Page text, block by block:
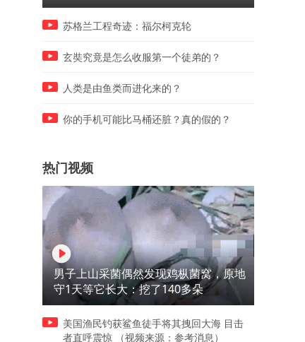
乎生命！
苏格兰工程奇迹：福尔柯克轮
玄奘究竟是怎么收服第一个徒弟的？
人类是由鱼类而进化来的？
你的手机可能比马桶还脏？真的假的？
热门视频
男子上山采菌偶然发现鸡枞菌窝，原地
守1天等它长大：挖了140多朵
美国渔民钓获鲨鱼徒手将其拽回大海 目击
者直呼震惊 （视频来源：参考消息）